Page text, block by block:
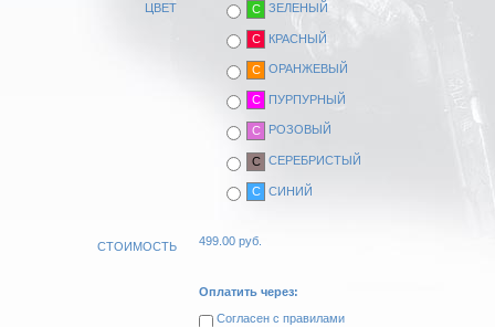
ЦВЕТ C ЗЕЛЕНЫЙ
C КРАСНЫЙ
C ОРАНЖЕВЫЙ
C ПУРПУРНЫЙ
C РОЗОВЫЙ
C СЕРЕБРИСТЫЙ
C СИНИЙ
СТОИМОСТЬ 499.00 руб.
Оплатить через:
Согласен с правилами